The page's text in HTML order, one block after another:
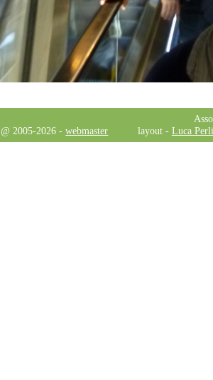
@ 2005-2026 -webmaster layout - Luca